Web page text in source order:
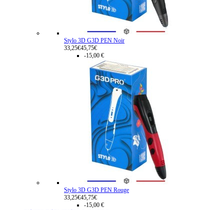
Stylo 3D G3D PEN Noir
33,25€45,75€
-15,00 €
Stylo 3D G3D PEN Rouge
33,25€45,75€
-15,00 €